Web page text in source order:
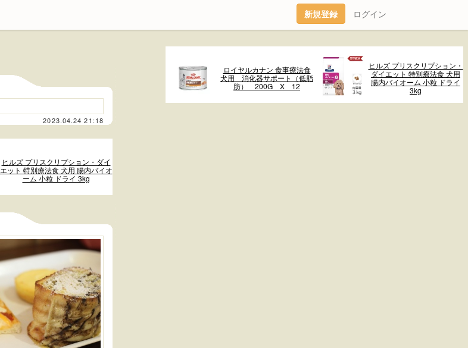
新規登録 ログイン
ロイヤルカナン 食事療法食
犬用 消化器サポート（低脂
肪） 200G X 12
ヒルズ プリスクリプション・
ダイエット 特別療法食 犬用
腸内バイオーム 小粒 ドライ
3kg
2023.04.24 21:18
ヒルズ プリスクリプション・ダイ
エット 特別療法食 犬用 腸内バイオ
ーム 小粒 ドライ 3kg